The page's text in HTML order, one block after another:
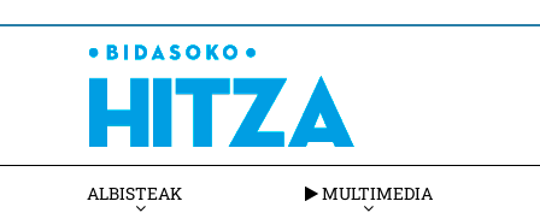
ALBISTEAK MULTIMEDIA